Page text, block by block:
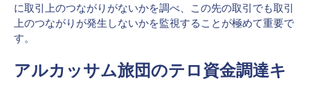
に取引上のつながりがないかを調べ、この先の取引でも取引
上のつながりが発生しないかを監視することが極めて重要で
す。
アルカッサム旅団のテロ資金調達キ